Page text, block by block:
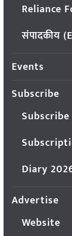
Reliance
संपादकीय
Events
Subscribe
Diary
Advertise
Website